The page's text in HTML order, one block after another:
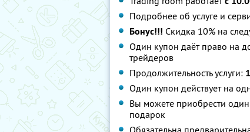
Подробнее об услуге и
Бонус!!! Скидка 10% на
Один купон даёт право на
трейдеров
Продолжительность услуги:
Один купон действует на
Вы можете приобрести
подарок
Обязательна